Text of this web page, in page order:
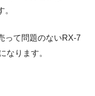
って問題のないRX-7
なります。